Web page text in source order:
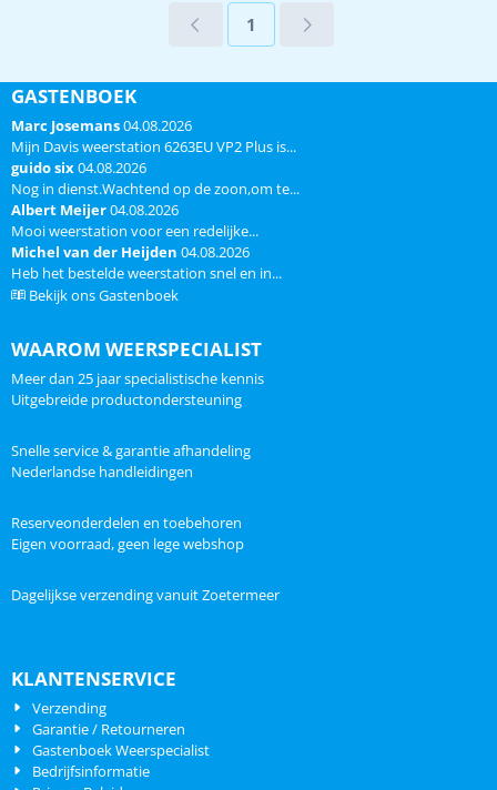
zijn direct zichtbaar op het
overzichtelijke display.
Belangrijke eigenschappen: 3 in
1
GASTENBOEK
Marc Josemans04.08.2026
Mijn Davis weerstation 6263EU VP2 Plus is...
guido six04.08.2026
Nog in dienst.Wachtend op de zoon,om te...
Albert Meijer04.08.2026
Mooi weerstation voor een redelijke...
Michel van der Heijden 04.08.2026
Heb het bestelde weerstation snel en in...
Bekijk ons Gastenboek
WAAROM WEERSPECIALIST
Meer dan 25 jaar specialistische kennis
Uitgebreide productondersteuning
Snelle service & garantie afhandeling
Nederlandse handleidingen
Reserveonderdelen en toebehoren
Eigen voorraad, geen lege webshop
Dagelijkse verzending vanuit Zoetermeer
KLANTENSERVICE
Verzending
Garantie / Retourneren
Gastenboek Weerspecialist
Bedrijfsinformatie